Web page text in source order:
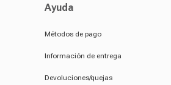
Ayuda
Métodos de pago
Información de entrega
Devoluciones/quejas